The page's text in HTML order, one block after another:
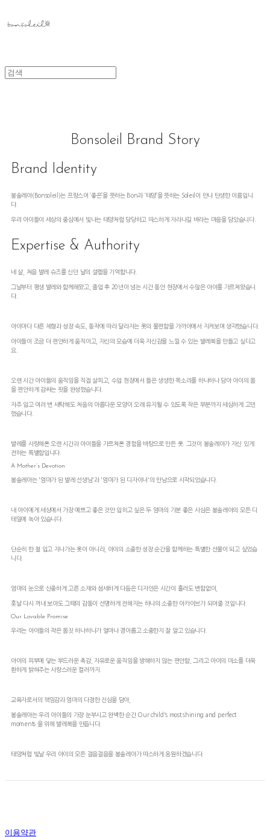
Bonsoleil Brand Story
Brand Identity
봉솔레아(Bonsoleil)는 프랑스어 ‘좋은’을 뜻하는 Bon과 ‘태양’을 뜻하는 Soleil이 만나 탄생한 이름입니
다.
우리 아이들이 세상의 중심에서 빛나는 태양처럼 당당하고 따스하게 자라나길 바라는 마음을 담았습니다.
Expertise & Authority
네 살, 처음 발레 슈즈를 신던 날의 설렘을 기억합니다.
그날부터 평생 발레와 함께해왔고, 졸업 후 20년이 넘는 시간 동안 현장에서 수많은 아이를 가르쳐왔습니
다.
아이마다 다른 체형과 성장 속도, 동작에 따라 달라지는 옷의 불편함을 가까이에서 지켜보며 생각했습니다.
아이들이 조금 더 편안하게 움직이고, 자신의 모습에 더욱 자신감을 느낄 수 있는 발레복을 만들고 싶다고
요.
오랜 시간 아이들의 움직임을 직접 살피고, 수업 현장에서 들은 생생한 목소리를 하나하나 담아 아이의 몸
을 편안하게 감싸는 핏을 완성했습니다.
자주 입고 여러 번 세탁해도 처음의 아름다운 모양이 오래 유지될 수 있도록 작은 부분까지 세심하게 고민
했습니다.
발레를 사랑해온 오랜 시간과 아이들을 가르쳐온 경험을 바탕으로 만든 옷. 그것이 봉솔레아가 자신 있게
전하는 특별함입니다.
A Mother’s Devotion
봉솔레아는 '엄마가 된 발레 선생님'과 '엄마가 된 디자이너'의 만남으로 시작되었습니다.
내 아이에게 세상에서 가장 예쁘고 좋은 것만 입히고 싶은 두 엄마의 기분 좋은 사심은 봉솔레아의 모든 디
테일에 녹아 있습니다.
단순히 한 철 입고 지나가는 옷이 아니라, 아이의 소중한 성장 순간을 함께하는 특별한 선물이 되고 싶었습
니다.
엄마의 눈으로 신중하게 고른 소재와 섬세하게 다듬은 디자인은 시간이 흘러도 변함없이,
훗날 다시 꺼내 보아도 그때의 감동이 선명하게 전해지는 하나의 소중한 아카이브가 되어줄 것입니다.
Our Lovable Promise
우리는 아이들의 작은 몸짓 하나하나가 얼마나 경이롭고 소중한지 잘 알고 있습니다.
아이의 피부에 닿는 부드러운 촉감, 자유로운 움직임을 방해하지 않는 편안함, 그리고 아이의 미소를 더욱
환하게 밝혀주는 사랑스러운 컬러까지.
교육자로서의 책임감과 엄마의 다정한 진심을 담아,
봉솔레아는 우리 아이들의 가장 눈부시고 완벽한 순간 Our child's most shining and perfect
moments 을 위해 발레복을 만듭니다.
태양처럼 빛날 우리 아이의 모든 걸음걸음을 봉솔레아가 따스하게 응원하겠습니다.
이용약관